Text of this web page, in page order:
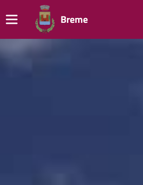
Breme